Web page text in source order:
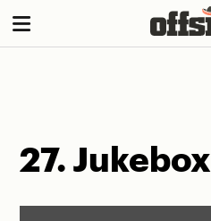
Skip
27. Jukebox